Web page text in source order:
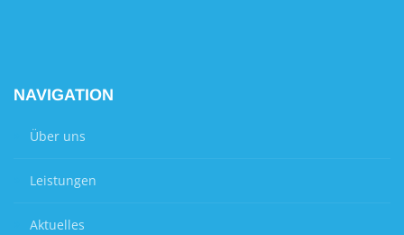
NAVIGATION
Über uns
Leistungen
Aktuelles